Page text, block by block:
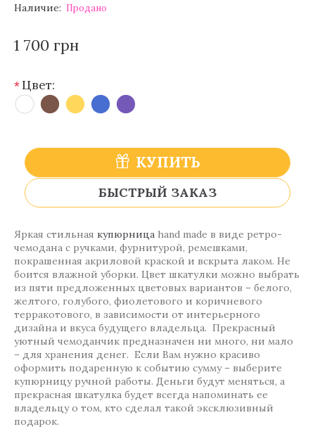
Наличие: Продано
1 700 грн
*Цвет:
КУПИТЬ
БЫСТРЫЙ ЗАКАЗ
Яркая стильная купюрница hand made в виде ретро-
чемодана с ручками, фурнитурой, ремешками,
покрашенная акриловой краской и вскрыта лаком. Не
боится влажной уборки. Цвет шкатулки можно выбрать
из пяти предложенных цветовых вариантов – белого,
желтого, голубого, фиолетового и коричневого
терракотового, в зависимости от интерьерного
дизайна и вкуса будущего владельца. Прекрасный
уютный чемоданчик предназначен ни много, ни мало
– для хранения денег. Если Вам нужно красиво
оформить подаренную к событию сумму – выберите
купюрницу ручной работы. Деньги будут меняться, а
прекрасная шкатулка будет всегда напоминать ее
владельцу о том, кто сделал такой эксклюзивный
подарок.